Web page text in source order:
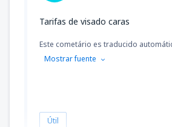
Tarifas de visado caras
Este cometário es traducido
Mostrar fuente
Útil